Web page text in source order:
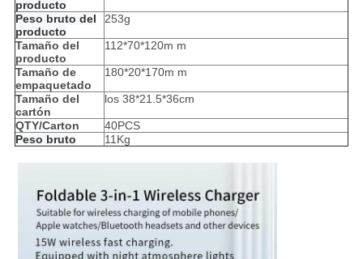
producto
Peso bruto del
producto
253g
Tamaño del
producto
112*70*120m m
Tamaño de
empaquetado
180*20*170m m
Tamaño del
cartón
los 38*21.5*36cm
QTY/Carton
40PCS
Peso bruto
11Kg